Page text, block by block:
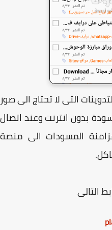
التى لا تحتاج الى صور
بدون انترنت وعند اتصال
المسودات الى منصة